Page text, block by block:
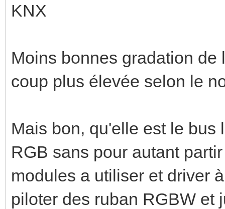
KNX
Moins bonnes gradation
coup plus élevée selon le
Mais bon, qu'elle est le
RGB sans pour autant
modules a utiliser et driver
piloter des ruban RGBW et